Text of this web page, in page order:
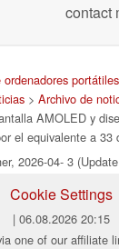
contact
> Archivo de
AMOLED y
el equivalente a 33
2026-04- 3
Cookie Settings
| 06.08.2026 20:15
one of our affiliate